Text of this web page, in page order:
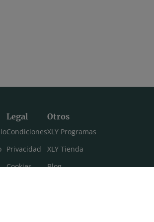
Legal
Condiciones
Privacidad
Cookies
Otros
XLY Programas
XLY Tienda
Blog